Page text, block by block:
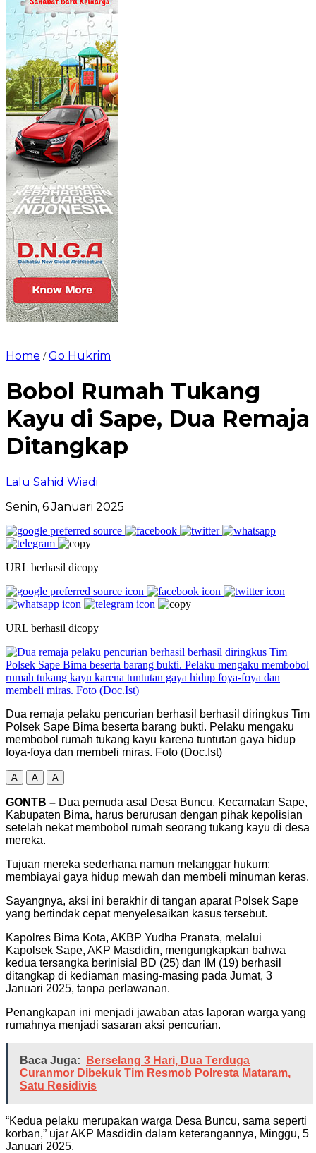
Home /Go Hukrim
Bobol Rumah Tukang
Kayu di Sape, Dua Remaja
Ditangkap
Lalu Sahid Wiadi
Senin, 6 Januari 2025
URL berhasil dicopy
URL berhasil dicopy
Dua remaja pelaku pencurian berhasil berhasil diringkus Tim
Polsek Sape Bima beserta barang bukti. Pelaku mengaku
membobol rumah tukang kayu karena tuntutan gaya hidup
foya-foya dan membeli miras. Foto (Doc.Ist)
A A A
GONTB – Dua pemuda asal Desa Buncu, Kecamatan Sape,
Kabupaten Bima, harus berurusan dengan pihak kepolisian
setelah nekat membobol rumah seorang tukang kayu di desa
mereka.
Tujuan mereka sederhana namun melanggar hukum:
membiayai gaya hidup mewah dan membeli minuman keras.
Sayangnya, aksi ini berakhir di tangan aparat Polsek Sape
yang bertindak cepat menyelesaikan kasus tersebut.
Kapolres Bima Kota, AKBP Yudha Pranata, melalui
Kapolsek Sape, AKP Masdidin, mengungkapkan bahwa
kedua tersangka berinisial BD (25) dan IM (19) berhasil
ditangkap di kediaman masing-masing pada Jumat, 3
Januari 2025, tanpa perlawanan.
Penangkapan ini menjadi jawaban atas laporan warga yang
rumahnya menjadi sasaran aksi pencurian.
Baca Juga:
Berselang 3 Hari, Dua Terduga
Curanmor Dibekuk Tim Resmob Polresta Mataram,
Satu Residivis
“Kedua pelaku merupakan warga Desa Buncu, sama seperti
korban,” ujar AKP Masdidin dalam keterangannya, Minggu, 5
Januari 2025.